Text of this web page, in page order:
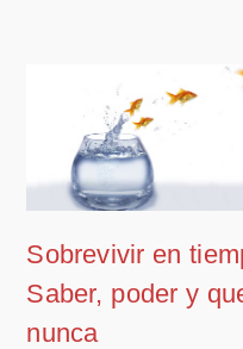
Sobrevivir en
Saber, poder y
nunca